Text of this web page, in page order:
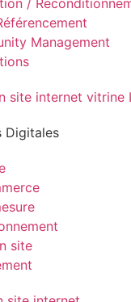
/
Management
Digitales
site